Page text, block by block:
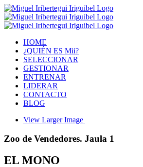
HOME
¿QUIÉN ES Mii?
SELECCIONAR
GESTIONAR
ENTRENAR
LIDERAR
CONTACTO
BLOG
View Larger Image
Zoo de Vendedores. Jaula 1
EL MONO